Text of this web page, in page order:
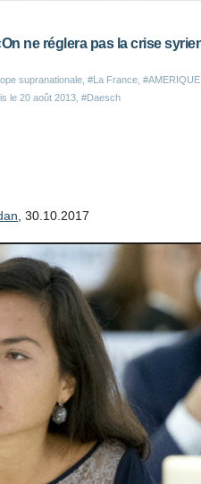
ne réglera pas la crise
supranationale #La France #AMERIQUE
le 20 août 2013 #Daesch
, 30.10.2017